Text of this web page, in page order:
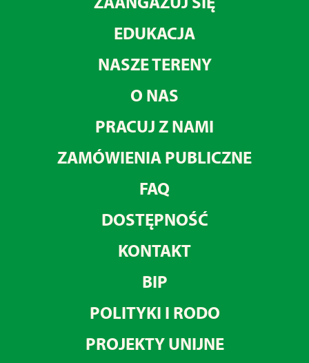
EDUKACJA
NASZE TERENY
O NAS
PRACUJ Z NAMI
ZAMÓWIENIA PUBLICZNE
FAQ
DOSTĘPNOŚĆ
KONTAKT
BIP
POLITYKI I RODO
PROJEKTY UNIJNE